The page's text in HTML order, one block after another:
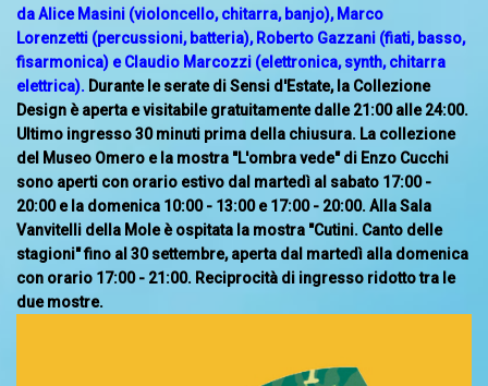
da Alice Masini (violoncello, chitarra, banjo), Marco
Lorenzetti (percussioni, batteria), Roberto Gazzani (fiati, basso,
fisarmonica) e Claudio Marcozzi (elettronica, synth, chitarra
elettrica). Durante le serate di Sensi d'Estate, la Collezione
Design è aperta e visitabile gratuitamente dalle 21:00 alle 24:00.
Ultimo ingresso 30 minuti prima della chiusura. La collezione
del Museo Omero e la mostra "L'ombra vede" di Enzo Cucchi
sono aperti con orario estivo dal martedì al sabato 17:00 -
20:00 e la domenica 10:00 - 13:00 e 17:00 - 20:00. Alla Sala
Vanvitelli della Mole è ospitata la mostra "Cutini. Canto delle
stagioni" fino al 30 settembre, aperta dal martedì alla domenica
con orario 17:00 - 21:00. Reciprocità di ingresso ridotto tra le
due mostre.